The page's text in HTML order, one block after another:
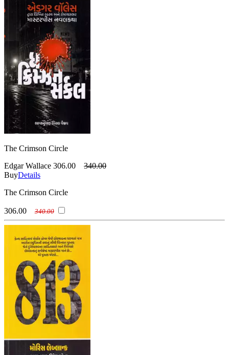
The Crimson Circle
Edgar Wallace 306.00
340.00
BuyDetails
The Crimson Circle
306.00 340.00